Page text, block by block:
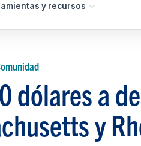
y recursos
dólares a
y